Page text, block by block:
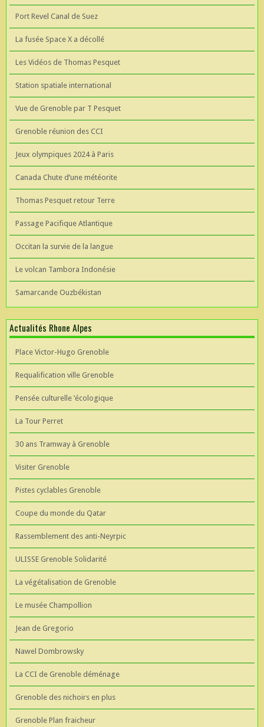
Port Revel Canal de Suez
La fusée Space X a décollé
Les Vidéos de Thomas Pesquet
Station spatiale international
Vue de Grenoble par T Pesquet
Grenoble réunion des CCI
Jeux olympiques 2024 à Paris
Canada Chute d’une météorite
Thomas Pesquet retour Terre
Passage Pacifique Atlantique
Occitan la survie de la langue
Le volcan Tambora Indonésie
Samarcande Ouzbékistan
Actualités Rhone Alpes
Place Victor-Hugo Grenoble
Requalification ville Grenoble
Pensée culturelle ’écologique
La Tour Perret
30 ans Tramway à Grenoble
Visiter Grenoble
Pistes cyclables Grenoble
Coupe du monde du Qatar
Rassemblement des anti-Neyrpic
ULISSE Grenoble Solidarité
La végétalisation de Grenoble
Le musée Champollion
Jean de Gregorio
Nawel Dombrowsky
La CCI de Grenoble déménage
Grenoble des nichoirs en plus
Grenoble Plan fraicheur